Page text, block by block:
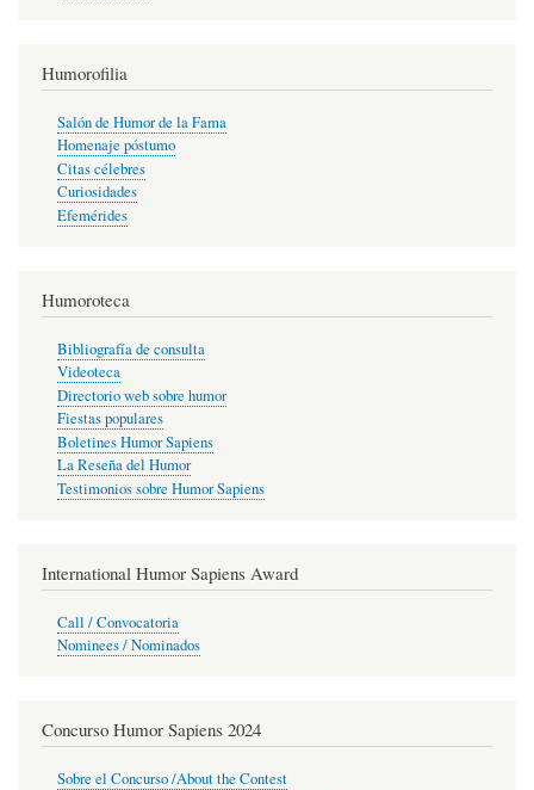
Humorofilia
Salón de Humor de la Fama
Homenaje póstumo
Citas célebres
Curiosidades
Efemérides
Humoroteca
Bibliografía de consulta
Videoteca
Directorio web sobre humor
Fiestas populares
Boletines Humor Sapiens
La Reseña del Humor
Testimonios sobre Humor Sapiens
International Humor Sapiens Award
Call / Convocatoria
Nominees / Nominados
Concurso Humor Sapiens 2024
Sobre el Concurso /About the Contest